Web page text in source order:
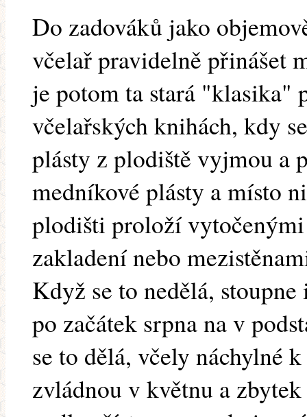
Do zadováků jako
včelař pravidelně přinášet
je potom ta stará "klasika"
včelařských knihách, kdy
plásty z plodiště vyjmou a
medníkové plásty a místo
plodišti proloží
zakladení nebo
Když se to nedělá,
po začátek srpna na v
se to dělá, včely náchylné
zvládnou v květnu a